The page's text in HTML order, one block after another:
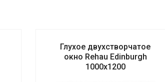
Глухое двухстворчатое
окно Rehаu Edinburgh
1000х1200